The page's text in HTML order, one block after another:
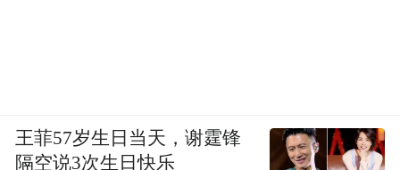
王菲57岁生日当天，谢霆锋
隔空说3次生日快乐